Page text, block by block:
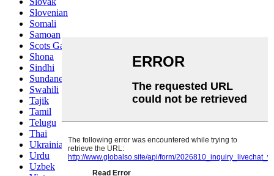
Slovenian
Somali
Samoan
Scots Gaelic
Shona
Sindhi
Sundanese
Swahili
Tajik
Tamil
Telugu
Thai
Ukrainian
Urdu
Uzbek